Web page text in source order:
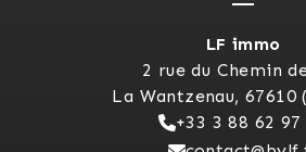
LF immo
2 rue du Chemin
La Wantzenau, 67610
+33 3 88 62 97